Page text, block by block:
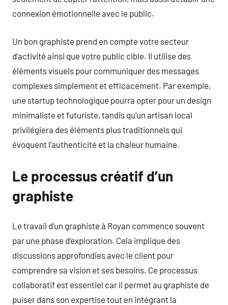
connexion émotionnelle avec le public.
Un bon graphiste prend en compte votre secteur
d’activité ainsi que votre public cible. Il utilise des
éléments visuels pour communiquer des messages
complexes simplement et efficacement. Par exemple,
une startup technologique pourra opter pour un design
minimaliste et futuriste, tandis qu’un artisan local
privilégiera des éléments plus traditionnels qui
évoquent l’authenticité et la chaleur humaine.
Le processus créatif d’un
graphiste
Le travail d’un graphiste à Royan commence souvent
par une phase d’exploration. Cela implique des
discussions approfondies avec le client pour
comprendre sa vision et ses besoins. Ce processus
collaboratif est essentiel car il permet au graphiste de
puiser dans son expertise tout en intégrant la